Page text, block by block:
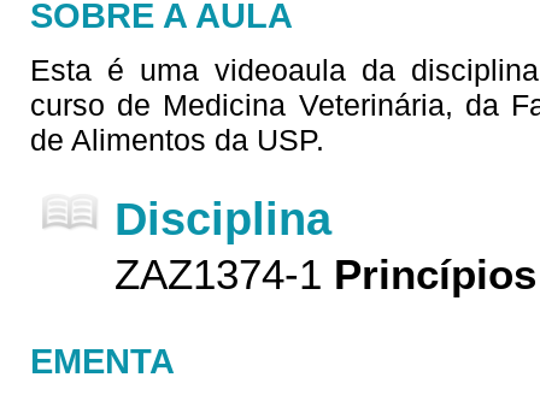
SOBRE A AULA
Esta é uma videoaula da
curso de Medicina Veterinária, da
de Alimentos da USP.
Disciplina
ZAZ1374-1
EMENTA